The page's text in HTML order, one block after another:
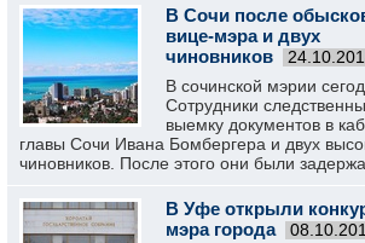
В Сочи после
вице-мэра и двух
чиновников
В сочинской мэрии
Сотрудники
выемку документов в
главы Сочи Ивана Бомбергера и двух
чиновников. После этого они были
В Уфе открыли
мэра города